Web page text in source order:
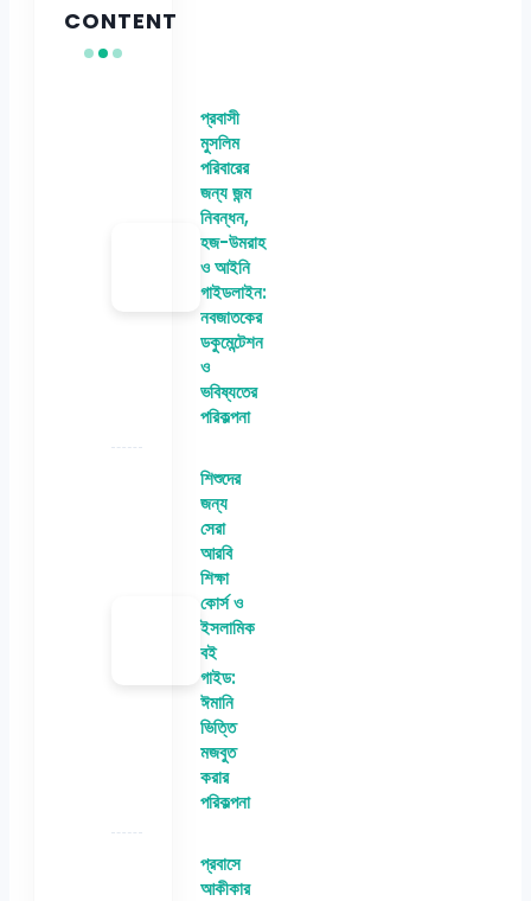
CONTENT
প্রবাসী
মুসলিম
পরিবারের
জন্য জন্ম
নিবন্ধন,
হজ-উমরাহ
ও আইনি
গাইডলাইন:
নবজাতকের
ডকুমেন্টেশন
ও
ভবিষ্যতের
পরিকল্পনা
শিশুদের
জন্য
সেরা
আরবি
শিক্ষা
কোর্স ও
ইসলামিক
বই
গাইড:
ঈমানি
ভিত্তি
মজবুত
করার
পরিকল্পনা
প্রবাসে
আকীকার